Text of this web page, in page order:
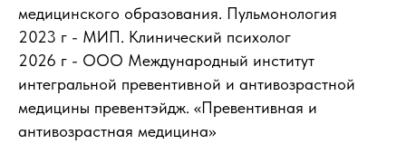
медицинского образования. Пульмонология
2023 г - МИП. Клинический психолог
2026 г - ООО Международный институт
интегральной превентивной и антивозрастной
медицины превентэйдж. «Превентивная и
антивозрастная медицина»